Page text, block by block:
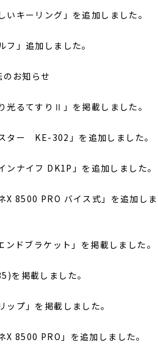
キーリング」を追加しました。
」追加しました。
お知らせ
光るてすりⅡ」を掲載しました。
ター KE-302」を追加しました。
ナイフ DK1P」を追加しました。
X 8500 PRO バイス式」を追加しま
ドブラケット」を掲載しました。
を掲載しました。
プ」を掲載しました。
8500 PRO」を追加しました。